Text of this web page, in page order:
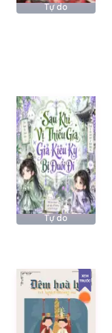
Tự do
Tự do